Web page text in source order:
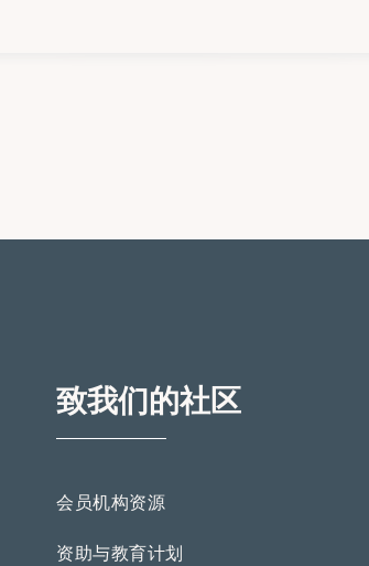
致我们的社区
会员机构资源
资助与教育计划